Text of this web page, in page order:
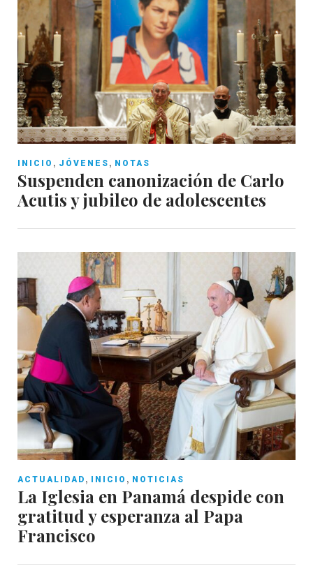
INICIO , JÓVENES , NOTAS
Suspenden canonización de Carlo
Acutis y jubileo de adolescentes
ACTUALIDAD , INICIO , NOTICIAS
La Iglesia en Panamá despide con
gratitud y esperanza al Papa
Francisco